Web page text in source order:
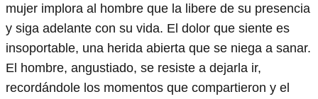
mujer implora al hombre que la libere de su presencia
y siga adelante con su vida. El dolor que siente es
insoportable, una herida abierta que se niega a sanar.
El hombre, angustiado, se resiste a dejarla ir,
recordándole los momentos que compartieron y el